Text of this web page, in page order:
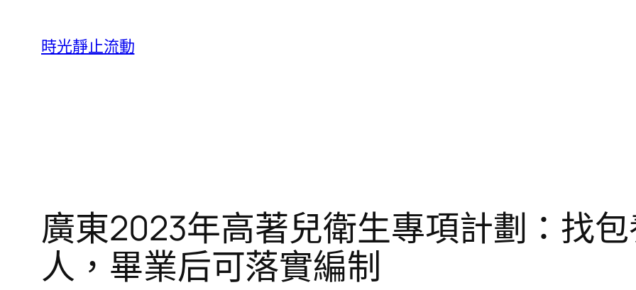
時光靜止流動
廣東2023年高著兒衛生專項計劃：找
人，畢業后可落實編制